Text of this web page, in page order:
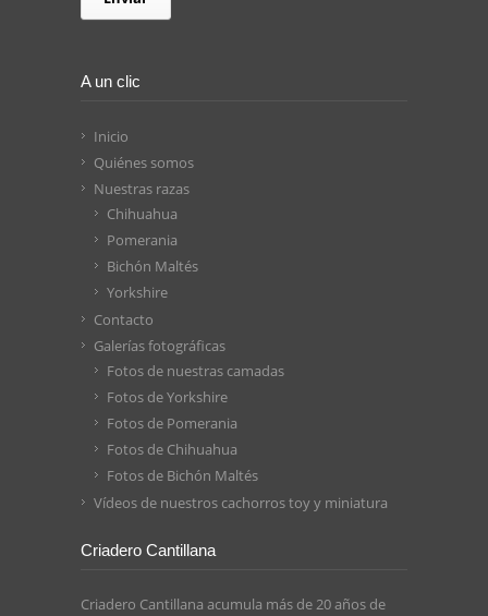
A un clic
Inicio
Quiénes somos
Nuestras razas
Chihuahua
Pomerania
Bichón Maltés
Yorkshire
Contacto
Galerías fotográficas
Fotos de nuestras camadas
Fotos de Yorkshire
Fotos de Pomerania
Fotos de Chihuahua
Fotos de Bichón Maltés
Vídeos de nuestros cachorros toy y miniatura
Criadero Cantillana
Criadero Cantillana acumula más de 20 años de